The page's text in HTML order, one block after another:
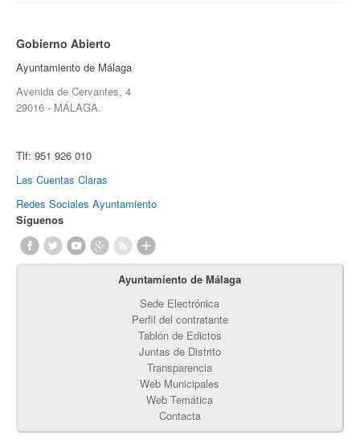
Gobierno Abierto
Ayuntamiento de Málaga
Avenida de Cervantes, 4
29016 - MÁLAGA.
Tlf: 951 926 010
Las Cuentas Claras
Redes Sociales Ayuntamiento
Síguenos
Ayuntamiento de Málaga
Sede Electrónica
Perfil del contratante
Tablón de Edictos
Juntas de Distrito
Transparencia
Web Municipales
Web Temática
Contacta